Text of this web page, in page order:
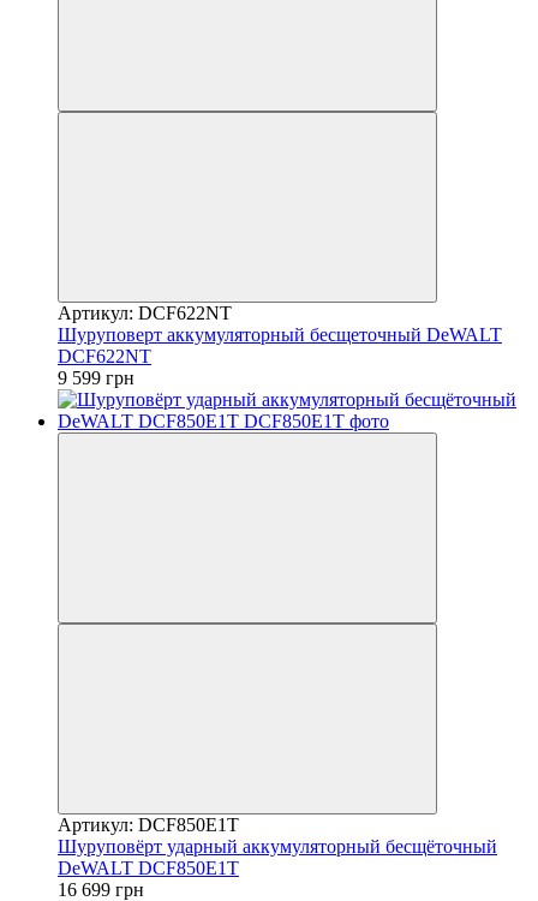
Артикул: DCF622NT
Шуруповерт аккумуляторный бесщеточный DeWALT
DCF622NT
9 599 грн
Артикул: DCF850E1T
Шуруповёрт ударный аккумуляторный бесщёточный
DeWALT DCF850E1T
16 699 грн